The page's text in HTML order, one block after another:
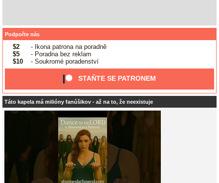
Podpořte nás
$2
- Ikona patrona na poradně
$5
- Poradna bez reklam
$10
- Soukromé poradenství
STAŇTE SE PATRONEM
Táto kapela má milióny fanúšikov - až na to, že neexistuje